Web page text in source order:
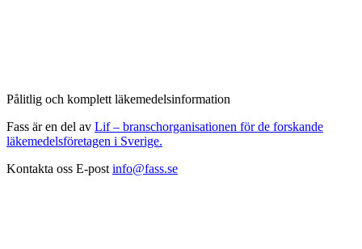
Pålitlig och komplett läkemedelsinformation
Fass är en del av Lif – branschorganisationen för de forskande
läkemedelsföretagen i Sverige.
Kontakta oss E-post info@fass.se